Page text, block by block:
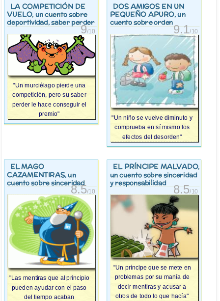
LA COMPETICIÓN DE
VUELO, un cuento sobre
deportividad, saber perder
9/10
"Un murciélago pierde una
competición, pero su saber
perder le hace conseguir el
premio"
DOS AMIGOS EN UN
PEQUEÑO APURO, un
cuento sobre orden
9.1/10
"Un niño se vuelve diminuto y
comprueba en sí mismo los
efectos del desorden"
EL MAGO
CAZAMENTIRAS, un
cuento sobre sinceridad
8.5/10
"Las mentiras que al principio
pueden ayudar con el paso
del tiempo acaban
EL PRÍNCIPE MALVADO,
un cuento sobre sinceridad
y responsabilidad
8.5/10
"Un príncipe que se mete en
problemas por su manía de
decir mentiras y acusar a
otros de todo lo que hacía"